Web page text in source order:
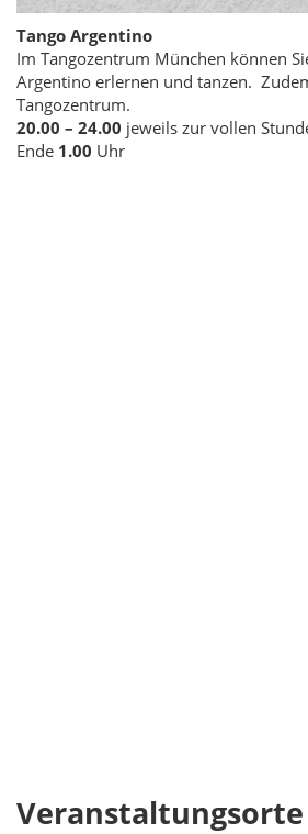
Tango Argentino
Im Tangozentrum München können
Argentino erlernen und tanzen.
Tangozentrum.
20.00 – 24.00 jeweils zur vollen
Ende 1.00 Uhr